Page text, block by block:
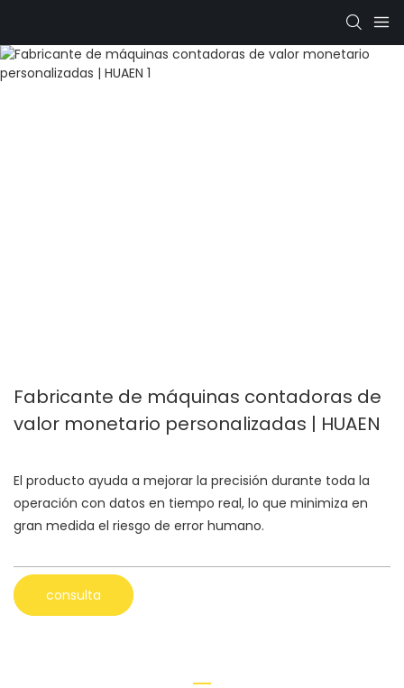
Fabricante de máquinas contadoras de
valor monetario personalizadas | HUAEN
El producto ayuda a mejorar la precisión durante toda la
operación con datos en tiempo real, lo que minimiza en
gran medida el riesgo de error humano.
consulta